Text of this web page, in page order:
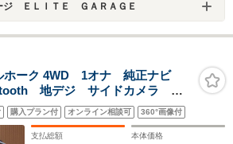
ジ ＥＬＩＴＥ ＧＡＲＡＧＥ
ホーク 4WD 1オナ 純正ナビ
地デジ サイドカメラ バ
ザーシート パワーシート パワ
ンチアルミホイール LEDヘッ
ーセンサー!!
購入プラン付 オンライン相談可 360°画像付
支払総額 本体価格